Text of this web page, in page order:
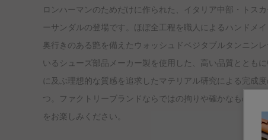
ロンハーマンのためだけに作られた、イタリア中部・トス
ーサンダルの登場です。ほぼ全工程を職人によるハンドメ
奥行きのある艶を備えたウォッシュドベジタブルタンニン
いるシューズ部品メーカー製を使用した、高い品質ととも
に及ぶ理想的な質感を追求したマテリアル研究による完成
つ。ファクトリーブランドならではの拘りや確かなものづ
をお楽しみください。